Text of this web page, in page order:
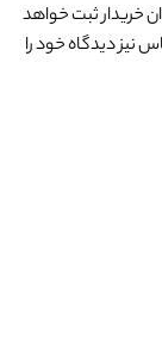
خریدار ثبت خواهد
دیدگاه خود را